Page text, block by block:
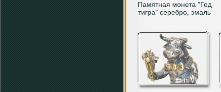
Памятная монета "Год
тигра" серебро, эмаль